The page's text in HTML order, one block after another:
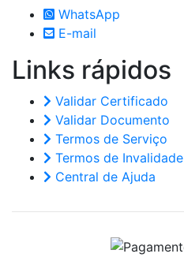
WhatsApp
E-mail
Links rápidos
Validar Certificado
Validar Documento
Termos de Serviço
Termos de Invalidade
Central de Ajuda